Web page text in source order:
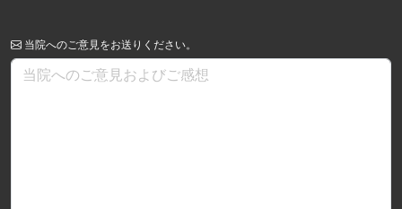
当院へのご意見をお送りください。